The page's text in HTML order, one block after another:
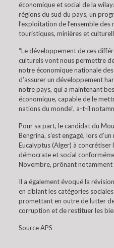
économique et social de la
régions du sud du pays, un
l’exploitation de l’ensemble des
touristiques, minières et
“Le développement de ces
culturels vont nous permettre
notre économique nationale
d’assurer un développement
notre pays, qui a maintenant
économique, capable de le
nations du monde”, a-t-il
Pour sa part, le candidat du
Bengrina, s’est engagé, lors
Eucalyptus (Alger) à concrétiser
démocrate et social
Novembre, prônant notamment
Il a également évoqué la
en ciblant les catégories
promettant en outre de lutter
corruption et de restituer les
Source APS